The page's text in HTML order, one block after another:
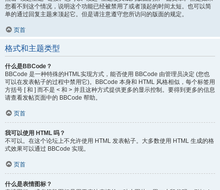
您看不到这个情况，说明这个功能已经被禁用了或者顶起的时间太短。也可以简
单的通过回复主题来顶起它。但是请注意遵守您所访问的版面的规定。
页首
格式和主题类型
什么是BBCode？
BBCode 是一种特殊的HTML实现方式，能否使用 BBCode 由管理员决定 (您也
可以在发表帖子的过程中禁用它)。BBCode 本身和 HTML 风格相似，每个标签用
方括号 [ 和 ] 而不是 < 和 > 并且这种方式提供更多的显示控制。要得到更多的信息
请查看发帖页面中的 BBCode 帮助。
页首
我可以使用 HTML 吗？
不可以。在这个论坛上不允许使用 HTML 发表帖子。大多数使用 HTML 生成的格
式效果可以通过 BBCode 实现。
页首
什么是表情图标？